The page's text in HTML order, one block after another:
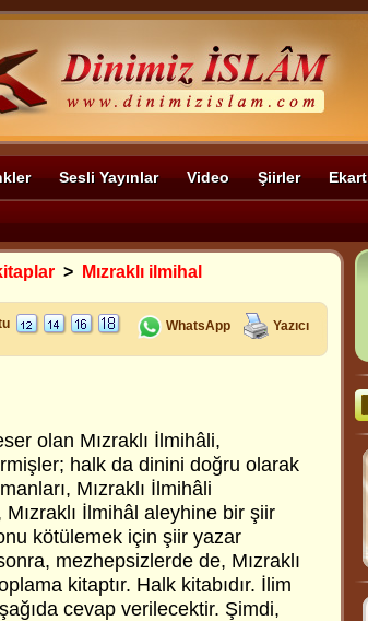
Sesli Yayınlar Video Şiirler Ekart
> Mızraklı ilmihal
WhatsApp Yazıcı
olan Mızraklı İlmihâli,
halk da dinini doğru olarak
Mızraklı İlmihâli
İlmihâl aleyhine bir şiir
kötülemek için şiir yazar
mezhepsizlerde de, Mızraklı
kitaptır. Halk kitabıdır. İlim
cevap verilecektir. Şimdi,